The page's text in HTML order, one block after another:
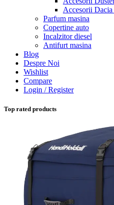
Accesorii Dacia
Parfum masina
Copertine auto
Incalzitor diesel
Antifurt masina
Blog
Despre Noi
Wishlist
Compare
Login / Register
Top rated products